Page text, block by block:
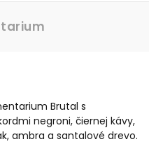
Brutal s
negroni, čiernej kávy,
ambra a santalové drevo.